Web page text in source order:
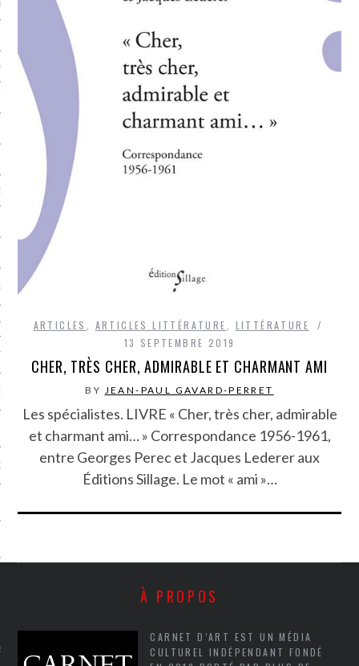
BONHEUR
GUERRE
EN VOD
ARTICLES ARTICLES LITTÉRATURE
LITTÉRATURE
13 SEPTEMBRE 2019
CHER, TRÈS CHER, ADMIRABLE ET CHARMANT AMI
BY JEAN-PAUL GAVARD-PERRET
Les spécialistes. LIVRE « Cher, très cher, admirable
et charmant ami… » Correspondance 1956-1961,
entre Georges Perec et Jacques Lederer aux
Éditions Sillage. Le mot « ami »…
À PROPOS
CARNET D’ART EST UN MÉDIA
CULTUREL INDÉPENDANT FONDÉ